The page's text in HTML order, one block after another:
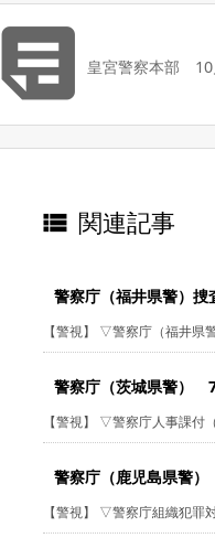
皇宮警察本部
 関連記事
警察庁（福井県警）
【警視】 ▽警察庁（福井県
警察庁（茨城県警）
【警視】 ▽警察庁人事課付
警察庁（鹿児島県警
【警視】 ▽警察庁組織犯罪